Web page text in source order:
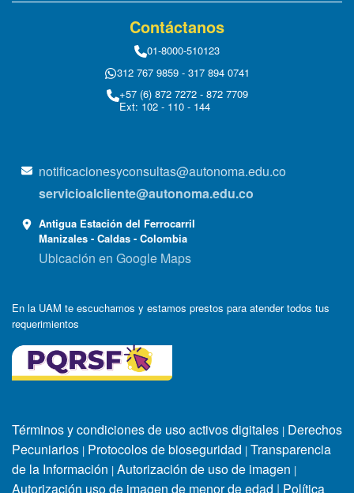
Contáctanos
01-8000-510123
312 767 9859 - 317 894 0741
+57 (6) 872 7272 - 872 7709
Ext: 102 - 110 - 144
notificacionesyconsultas@autonoma.edu.co
servicioalcliente@autonoma.edu.co
Antigua Estación del Ferrocarril
Manizales - Caldas - Colombia
Ubicación en Google Maps
En la UAM te escuchamos y estamos prestos para atender todos tus
requerimientos
Términos y condiciones de uso activos digitales | Derechos
Pecuniarios | Protocolos de bioseguridad | Transparencia
de la Información | Autorización de uso de imagen |
Autorización uso de imagen de menor de edad | Política